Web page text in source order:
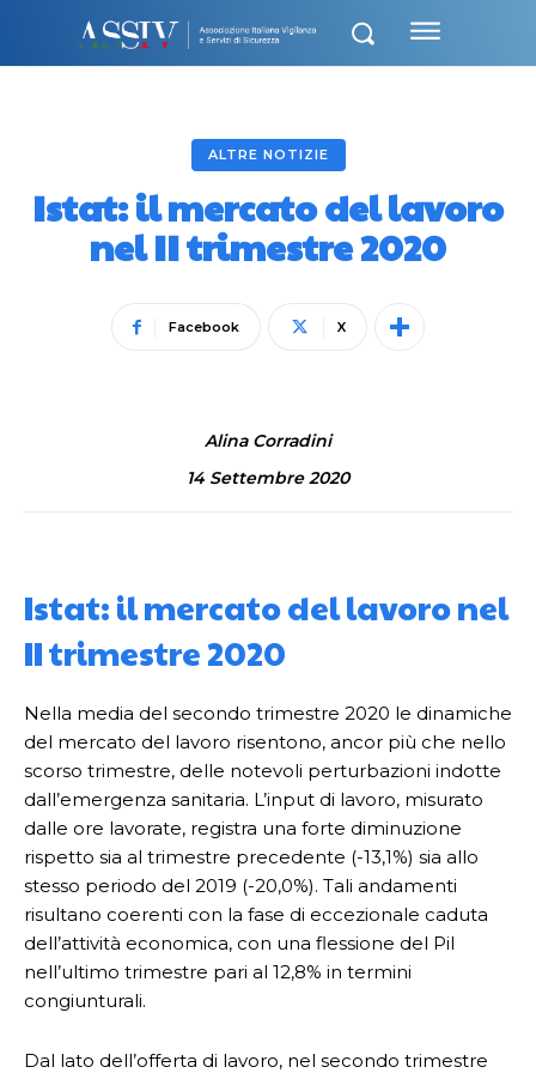
ALTRE NOTIZIE
Istat: il mercato del lavoro
nel II trimestre 2020
Facebook X
Alina Corradini
14 Settembre 2020
Istat: il mercato del lavoro nel
II trimestre 2020
Nella media del secondo trimestre 2020 le dinamiche
del mercato del lavoro risentono, ancor più che nello
scorso trimestre, delle notevoli perturbazioni indotte
dall’emergenza sanitaria. L’input di lavoro, misurato
dalle ore lavorate, registra una forte diminuzione
rispetto sia al trimestre precedente (-13,1%) sia allo
stesso periodo del 2019 (-20,0%). Tali andamenti
risultano coerenti con la fase di eccezionale caduta
dell’attività economica, con una flessione del Pil
nell’ultimo trimestre pari al 12,8% in termini
congiunturali.
Dal lato dell’offerta di lavoro, nel secondo trimestre